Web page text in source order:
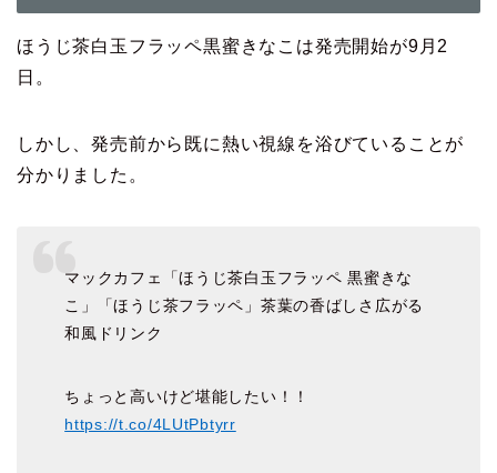
ほうじ茶白玉フラッペ黒蜜きなこは発売開始が9月2
日。
しかし、発売前から既に熱い視線を浴びていることが
分かりました。
マックカフェ「ほうじ茶白玉フラッペ 黒蜜きな
こ」「ほうじ茶フラッペ」茶葉の香ばしさ広がる
和風ドリンク
ちょっと高いけど堪能したい！！
https://t.co/4LUtPbtyrr